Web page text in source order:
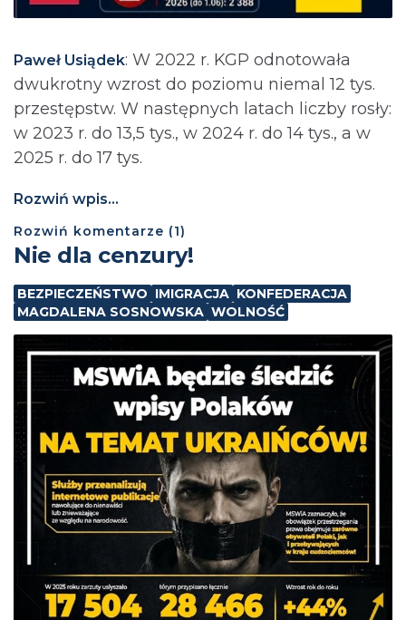
Paweł Usiądek: ⁨W 2022 r. KGP odnotowała
dwukrotny wzrost do poziomu niemal 12 tys.
przestępstw. W następnych latach liczby rosły:
w 2023 r. do 13,5 tys., w 2024 r. do 14 tys., a w
2025 r. do 17 tys.
Rozwiń wpis...
Rozwiń komentarze (1)
Nie dla cenzury!
BEZPIECZEŃSTWO IMIGRACJA KONFEDERACJA
MAGDALENA SOSNOWSKA WOLNOŚĆ